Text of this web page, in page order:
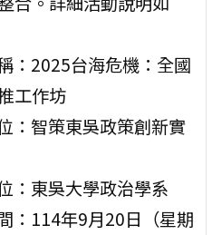
：2025台海危機：全國
工作坊
：智策東吳政策創新實
：東吳大學政治學系
：114年9月20日（星期